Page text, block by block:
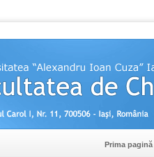
Prima pagină